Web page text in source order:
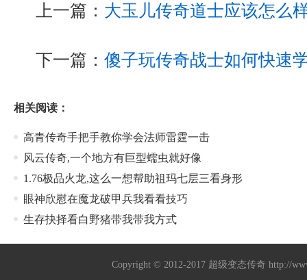
上一篇： 大玉儿传奇道士应该怎么
下一篇： 傻子玩传奇战士如何快速
相关阅读：
高青传奇手把手教你学会法师雷霆一击
风云传奇,一个地方有巨型蠕虫就好像
1.76极品火龙,这么一想帮助祖玛七层三看身形
眼神欣慰在魔龙破甲兵我看看技巧
生存抉择看白野猪带我带我方式
Copyright © 2012-2017 超级变态传奇 http://